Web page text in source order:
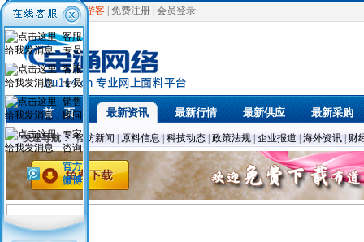
欢迎光临，游客 免费注册 会员登录
首 页 最新资讯 最新行情 最新供应 最新采购
快速导航： 轻纺新闻 原料信息 科技动态 政策法规 企业报道 海外资讯 财
客服
专员
客服
专员
销售
顾问
专家
咨询
官方
微博